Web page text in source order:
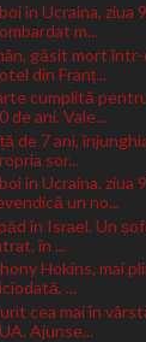
în Ucraina, ziua
m...
găsit mort
din Franț...
cumplită
de ani. Vale...
de 7 ani,
sor...
în Ucraina, ziua
un no...
în Israel. Un
în ...
Hokins, mai
...
cea mai în
Ajunse...